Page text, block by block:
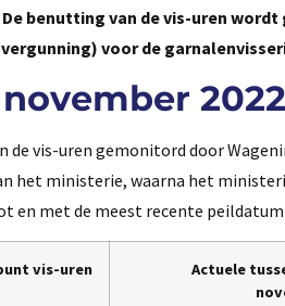
benutting van de vis-uren
voor de
2022
vis-uren gemonitord door
het ministerie, waarna het
en met de meest recente peildatum
vis-uren Actuele